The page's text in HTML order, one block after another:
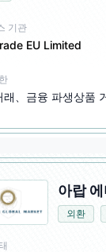
기관
EU Limited
래、금융 파생상품
아랍
외환